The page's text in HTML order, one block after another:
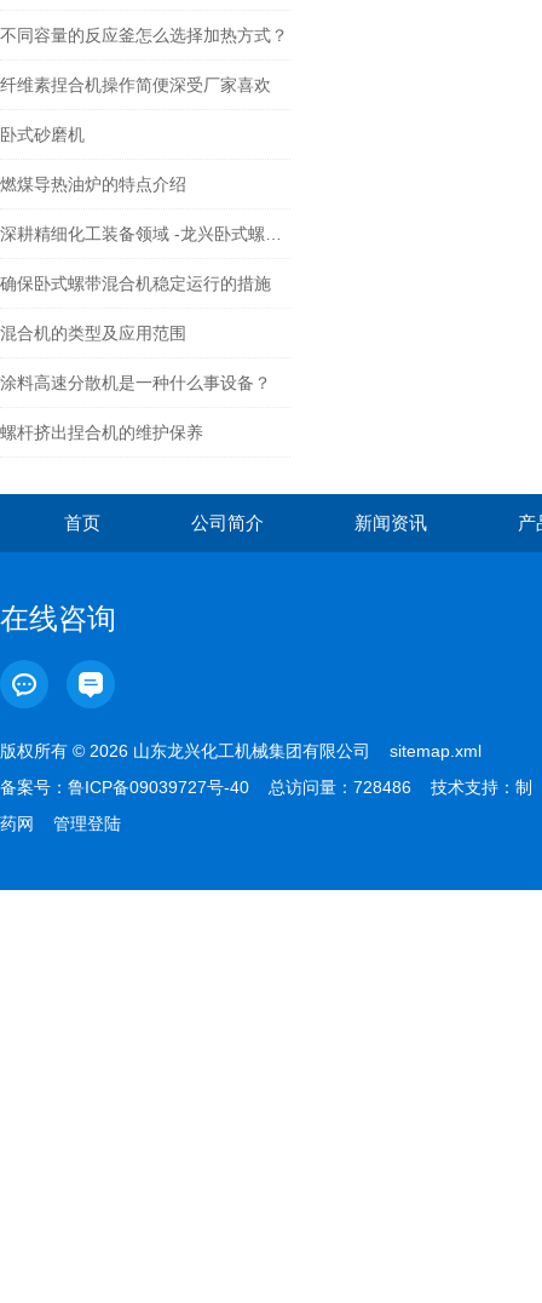
不同容量的反应釜怎么选择加热方式？
纤维素捏合机操作简便深受厂家喜欢
卧式砂磨机
燃煤导热油炉的特点介绍
确保卧式螺带混合机稳定运行的措施
混合机的类型及应用范围
涂料高速分散机是一种什么事设备？
螺杆挤出捏合机的维护保养
首页 公司简介 新闻资讯 产
在线咨询
版权所有 © 2026 山东龙兴化工机械集团有限公司 sitemap.xml
备案号： 鲁ICP备09039727号-40 总访问量：728486 技术支持： 制
药网
管理登陆